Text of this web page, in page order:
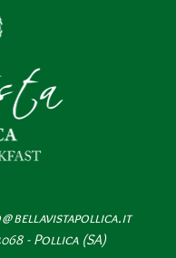
- Pollica (SA)